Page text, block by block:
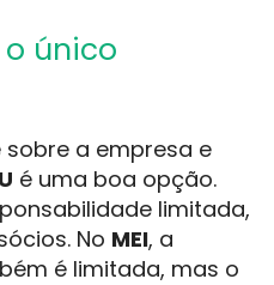
o único
a empresa e
é uma boa opção.
limitada,
No MEI, a
é limitada, mas o